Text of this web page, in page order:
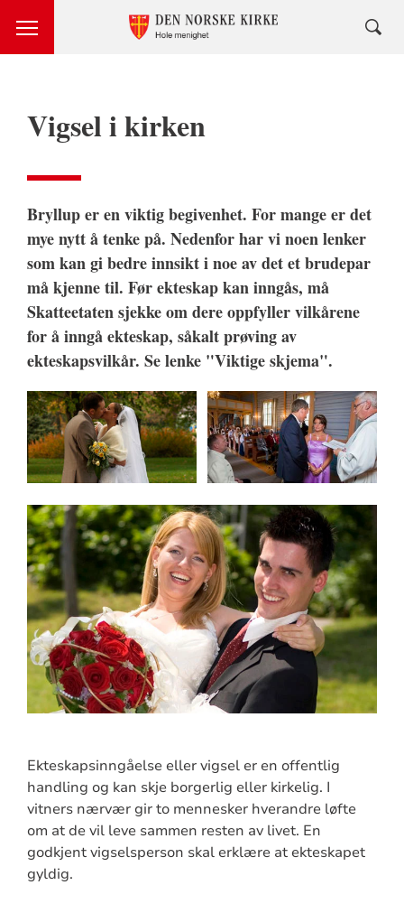
Vigsel i kirken
Bryllup er en viktig begivenhet. For mange er det
mye nytt å tenke på. Nedenfor har vi noen lenker
som kan gi bedre innsikt i noe av det et brudepar
må kjenne til. Før ekteskap kan inngås, må
Skatteetaten sjekke om dere oppfyller vilkårene
for å inngå ekteskap, såkalt prøving av
ekteskapsvilkår. Se lenke "Viktige skjema".
Ekteskapsinngåelse eller vigsel er en offentlig
handling og kan skje borgerlig eller kirkelig. I
vitners nærvær gir to mennesker hverandre løfte
om at de vil leve sammen resten av livet. En
godkjent vigselsperson skal erklære at ekteskapet
gyldig.